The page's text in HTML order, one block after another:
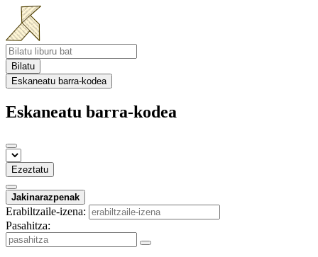
Bilatu
Eskaneatu barra-kodea
Eskaneatu barra-kodea
Ezeztatu
Jakinarazpenak
Erabiltzaile-izena:
Pasahitza: